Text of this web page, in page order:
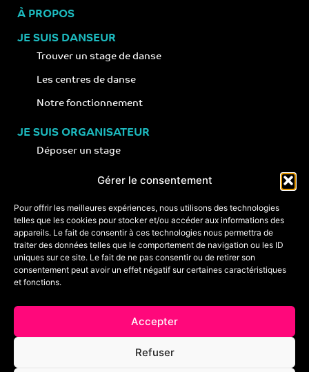
Gérer le consentement
Pour offrir les meilleures expériences, nous utilisons des technologies
telles que les cookies pour stocker et/ou accéder aux informations des
appareils. Le fait de consentir à ces technologies nous permettra de
traiter des données telles que le comportement de navigation ou les ID
uniques sur ce site. Le fait de ne pas consentir ou de retirer son
consentement peut avoir un effet négatif sur certaines caractéristiques
et fonctions.
Accepter
Refuser
À PROPOS
JE SUIS DANSEUR
Trouver un stage de danse
Les centres de danse
Notre fonctionnement
JE SUIS ORGANISATEUR
Déposer un stage
Notre concept
CONTACT
+33 (0)6 74 89 64 59
monstagededanse@gmail.com
Crédits & mentions légales